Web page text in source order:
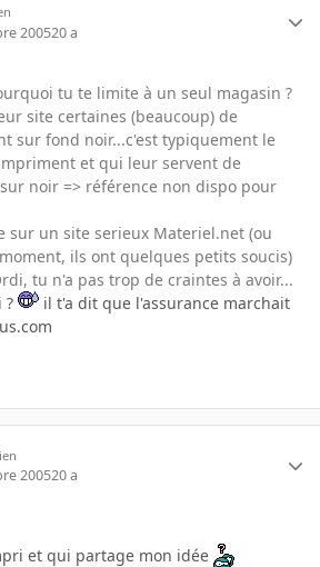
200520 a
tu te limite à un seul magasin ?
site certaines (beaucoup) de
sur fond noir...c'est typiquement le
et qui leur servent de
noir => référence non dispo pour
sur un site serieux Materiel.net (ou
ils ont quelques petits soucis)
tu n'a pas trop de craintes à avoir...
?
il t'a dit que l'assurance marchait
200520 a
et qui partage mon idée